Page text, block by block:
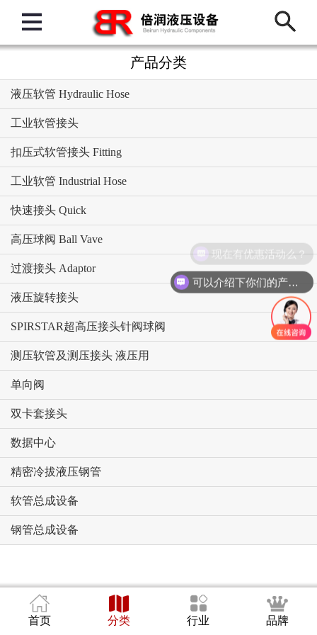
产品分类
液压软管 Hydraulic Hose
工业软管接头
扣压式软管接头 Fitting
工业软管 Industrial Hose
快速接头 Quick
高压球阀 Ball Vave
过渡接头 Adaptor
液压旋转接头
SPIRSTAR超高压接头针阀球阀
测压软管及测压接头 液压用
单向阀
双卡套接头
数据中心
精密冷拔液压钢管
软管总成设备
钢管总成设备
首页 分类 行业 品牌
可以介绍下你们的产品么？
现在有优惠活动么？